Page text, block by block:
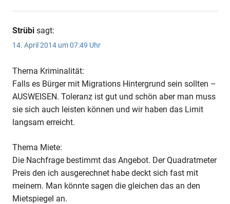
Strübi sagt:
14. April 2014 um 07:49 Uhr
Thema Kriminalität:
Falls es Bürger mit Migrations Hintergrund sein sollten –
AUSWEISEN. Toleranz ist gut und schön aber man muss
sie sich auch leisten können und wir haben das Limit
langsam erreicht.
Thema Miete:
Die Nachfrage bestimmt das Angebot. Der Quadratmeter
Preis den ich ausgerechnet habe deckt sich fast mit
meinem. Man könnte sagen die gleichen das an den
Mietspiegel an.